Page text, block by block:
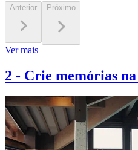
Anterior Próximo
Ver mais
2 - Crie memórias na